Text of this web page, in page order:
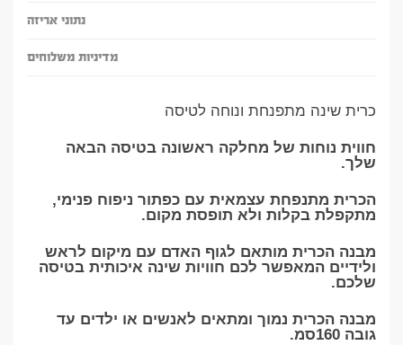
נתוני אריזה
מדיניות משלוחים
כרית שינה מתפנחת ונוחה לטיסה
חווית נוחות של מחלקה ראשונה בטיסה הבאה
שלך.
הכרית מתנפחת עצמאית עם כפתור ניפוח פנימי,
מתקפלת בקלות ולא תופסת מקום.
מבנה הכרית מותאם לגוף האדם עם מיקום לראש
ולידיים המאפשר לכם חוויות שינה איכותית בטיסה
שלכם.
מבנה הכרית נמוך ומתאים לאנשים או ילדים עד
גובה 160סמ.